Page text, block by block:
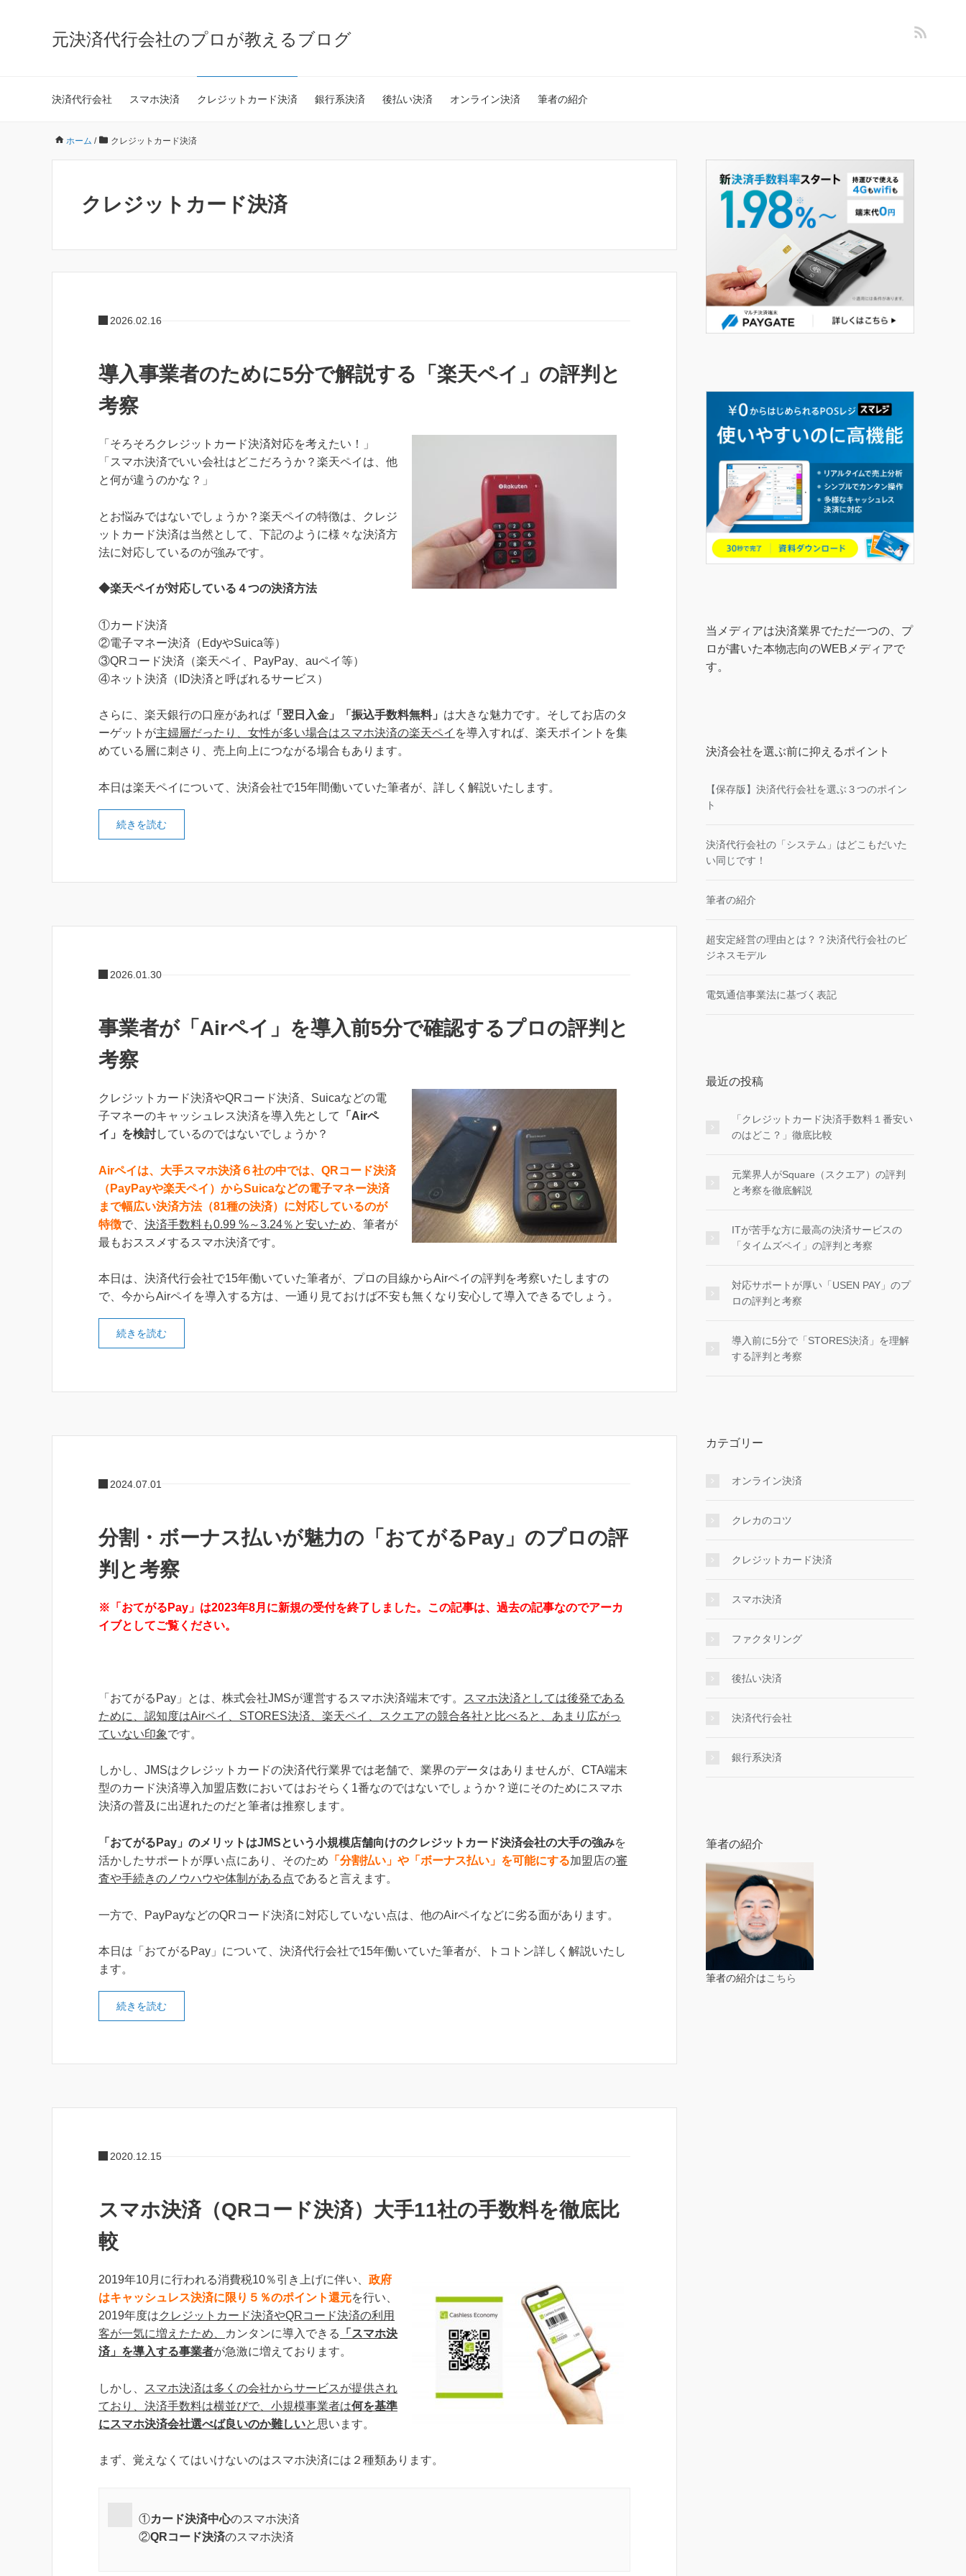
元決済代行会社のプロが教えるブログ
決済代行会社 スマホ決済 クレジットカード決済 銀行系決済 後払い決済 オンライン決済 筆者の紹介
ホーム / クレジットカード決済
クレジットカード決済
2026.02.16
導入事業者のために5分で解説する「楽天ペイ」の評判と
考察
「そろそろクレジットカード決済対応を考えたい！」
「スマホ決済でいい会社はどこだろうか？楽天ペイは、他
と何が違うのかな？」
とお悩みではないでしょうか？楽天ペイの特徴は、クレジ
ットカード決済は当然として、下記のように様々な決済方
法に対応しているのが強みです。
◆楽天ペイが対応している４つの決済方法
①カード決済
②電子マネー決済（EdyやSuica等）
③QRコード決済（楽天ペイ、PayPay、auペイ等）
④ネット決済（ID決済と呼ばれるサービス）
さらに、楽天銀行の口座があれば 「翌日入金」「振込手数料無料」 は大きな魅力です。そしてお店のタ
ーゲットが主婦層だったり、女性が多い場合はスマホ決済の楽天ペイ を導入すれば、楽天ポイントを集
めている層に刺さり、売上向上につながる場合もあります。
本日は楽天ペイについて、決済会社で15年間働いていた筆者が、詳しく解説いたします。
続きを読む
2026.01.30
事業者が「Airペイ」を導入前5分で確認するプロの評判と
考察
クレジットカード決済やQRコード決済、Suicaなどの電
子マネーのキャッシュレス決済を導入先として
「Airペ
イ」を検討しているのではないでしょうか？
Airペイは、大手スマホ決済６社の中では、QRコード決済
（PayPayや楽天ペイ）からSuicaなどの電子マネー決済
まで幅広い決済方法（81種の決済）に対応しているのが
特徴で、 決済手数料も0.99 %～3.24％と安いため 、筆者が
最もおススメするスマホ決済です。
本日は、決済代行会社で15年働いていた筆者が、プロの目線からAirペイの評判を考察いたしますの
で、今からAirペイを導入する方は、一通り見ておけば不安も無くなり安心して導入できるでしょう。
続きを読む
2024.07.01
分割・ボーナス払いが魅力の「おてがるPay」のプロの評
判と考察
※「おてがるPay」は2023年8月に新規の受付を終了しました。この記事は、過去の記事なのでアーカ
イブとしてご覧ください。
「おてがるPay」とは、株式会社JMSが運営するスマホ決済端末です。
スマホ決済としては後発である
ために、認知度はAirペイ、STORES決済、楽天ペイ、スクエアの競合各社と比べると、あまり広がっ
ていない印象です。
しかし、JMSはクレジットカードの決済代行業界では老舗で、業界のデータはありませんが、CTA端末
型のカード決済導入加盟店数においてはおそらく1番なのではないでしょうか？逆にそのためにスマホ
決済の普及に出遅れたのだと筆者は推察します。
「おてがるPay」のメリットはJMSという小規模店舗向けのクレジットカード決済会社の大手の強みを
活かしたサポートが厚い点にあり、そのため 「分割払い」や「ボーナス払い」を可能にする加盟店の審
査や手続きのノウハウや体制がある点であると言えます。
一方で、PayPayなどのQRコード決済に対応していない点は、他のAirペイなどに劣る面があります。
本日は「おてがるPay」について、決済代行会社で15年働いていた筆者が、トコトン詳しく解説いたし
ます。
続きを読む
2020.12.15
スマホ決済（QRコード決済）大手11社の手数料を徹底比
較
2019年10月に行われる消費税10％引き上げに伴い、 政府
はキャッシュレス決済に限り５％のポイント還元を行い、
2019年度はクレジットカード決済やQRコード決済の利用
客が一気に増えたため、
カンタンに導入できる
「スマホ決
済」を導入する事業者が急激に増えております。
しかし、
スマホ決済は多くの会社からサービスが提供され
ており、決済手数料は横並びで、小規模事業者は何を基準
にスマホ決済会社選べば良いのか難しいと 思います。
まず、覚えなくてはいけないのはスマホ決済には２種類あります。
①カード決済中心のスマホ決済
②QRコード決済のスマホ決済
当メディアは決済業界でただ一つの、プ
ロが書いた本物志向のWEBメディアで
す。
決済会社を選ぶ前に抑えるポイント
【保存版】決済代行会社を選ぶ３つのポイン
ト
決済代行会社の「システム」はどこもだいた
い同じです！
筆者の紹介
超安定経営の理由とは？？決済代行会社のビ
ジネスモデル
電気通信事業法に基づく表記
最近の投稿
「クレジットカード決済手数料１番安い
のはどこ？」徹底比較
元業界人がSquare（スクエア）の評判
と考察を徹底解説
ITが苦手な方に最高の決済サービスの
「タイムズペイ」の評判と考察
対応サポートが厚い「USEN PAY」のプ
ロの評判と考察
導入前に5分で「STORES決済」を理解
する評判と考察
カテゴリー
オンライン決済
クレカのコツ
クレジットカード決済
スマホ決済
ファクタリング
後払い決済
決済代行会社
銀行系決済
筆者の紹介
筆者の紹介はこちら